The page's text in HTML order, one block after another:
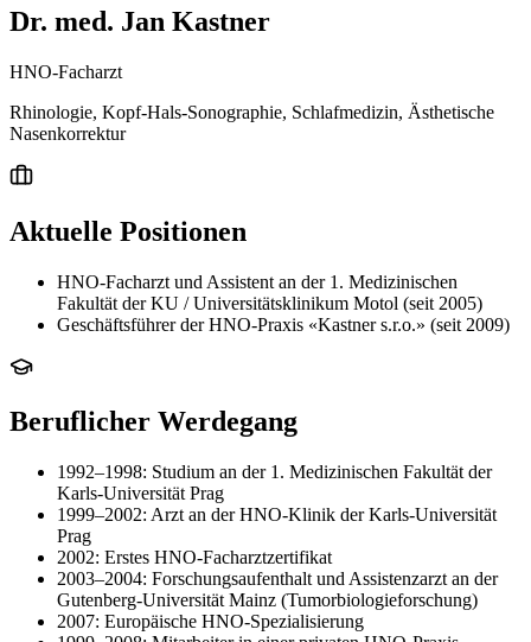
Dr. med. Jan Kastner
HNO-Facharzt
Rhinologie, Kopf-Hals-Sonographie, Schlafmedizin, Ästhetische
Nasenkorrektur
Aktuelle Positionen
HNO-Facharzt und Assistent an der 1. Medizinischen
Fakultät der KU / Universitätsklinikum Motol (seit 2005)
Geschäftsführer der HNO-Praxis «Kastner s.r.o.» (seit 2009)
Beruflicher Werdegang
1992–1998: Studium an der 1. Medizinischen Fakultät der
Karls-Universität Prag
1999–2002: Arzt an der HNO-Klinik der Karls-Universität
Prag
2002: Erstes HNO-Facharztzertifikat
2003–2004: Forschungsaufenthalt und Assistenzarzt an der
Gutenberg-Universität Mainz (Tumorbiologieforschung)
2007: Europäische HNO-Spezialisierung